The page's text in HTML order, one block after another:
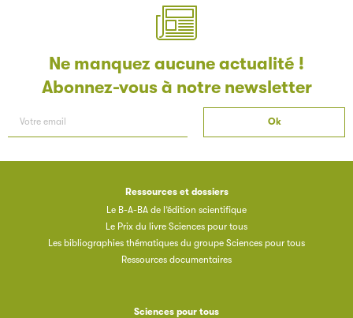
Ne manquez aucune actualité !
Abonnez-vous à notre newsletter
Ressources et dossiers
Le B-A-BA de l’édition scientifique
Le Prix du livre Sciences pour tous
Les bibliographies thématiques du groupe Sciences pour tous
Ressources documentaires
Sciences pour tous